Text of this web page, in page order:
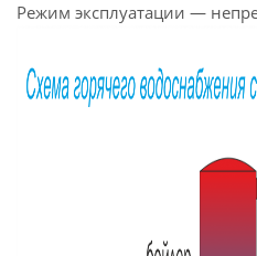
Режим эксплуатации —